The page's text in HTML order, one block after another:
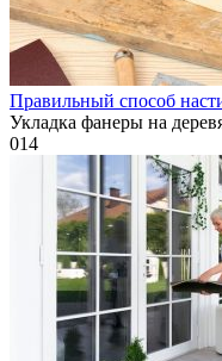
Правильный способ
Укладка фанеры на
014